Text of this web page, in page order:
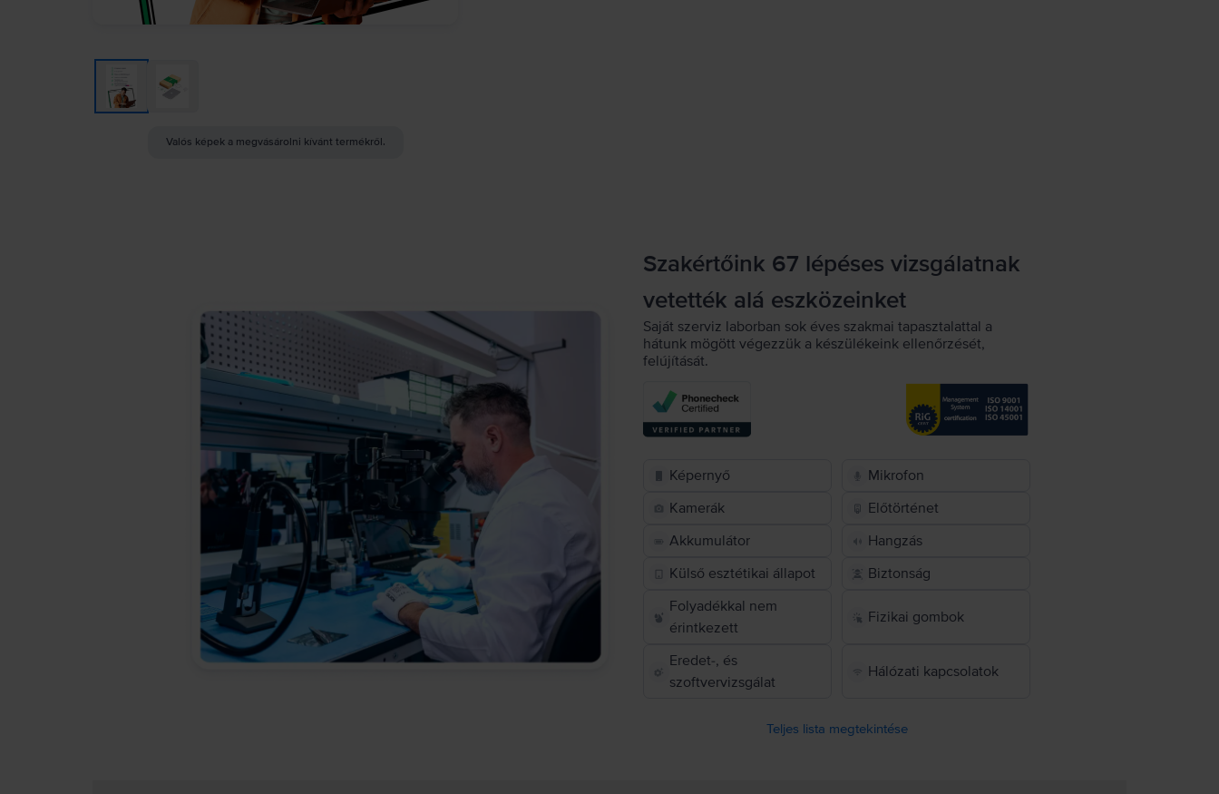
Valós képek a megvásárolni kívánt termékről.
Szakértőink 67 lépéses vizsgálatnak
vetették alá eszközeinket
Saját szerviz laborban sok éves szakmai tapasztalattal a
hátunk mögött végezzük a készülékeink ellenőrzését,
felújítását.
Képernyő
Mikrofon
Kamerák
Előtörténet
Akkumulátor
Hangzás
Külső esztétikai állapot
Biztonság
Folyadékkal nem
érintkezett
Fizikai gombok
Eredet-, és
szoftvervizsgálat
Hálózati kapcsolatok
Teljes lista megtekintése